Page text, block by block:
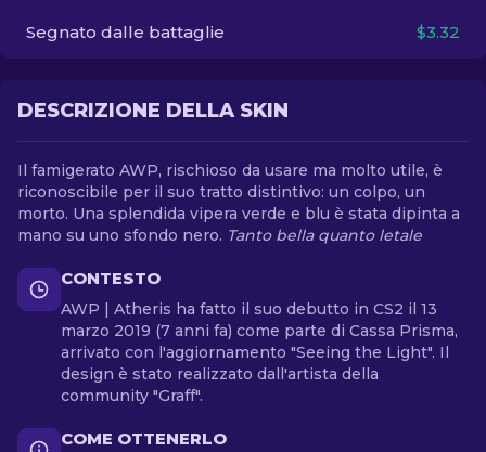
Segnato dalle battaglie $3.32
DESCRIZIONE DELLA SKIN
Il famigerato AWP, rischioso da usare ma molto utile, è
riconoscibile per il suo tratto distintivo: un colpo, un
morto. Una splendida vipera verde e blu è stata dipinta a
mano su uno sfondo nero. Tanto bella quanto letale
CONTESTO
AWP | Atheris ha fatto il suo debutto in CS2 il 13
marzo 2019 (7 anni fa) come parte di Cassa Prisma,
arrivato con l'aggiornamento "Seeing the Light". Il
design è stato realizzato dall'artista della
community "Graff".
COME OTTENERLO